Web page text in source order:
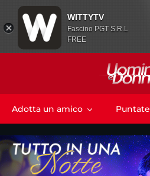
Adotta un amico Puntate
WITTYTV
Fascino PGT S.R.L
FREE